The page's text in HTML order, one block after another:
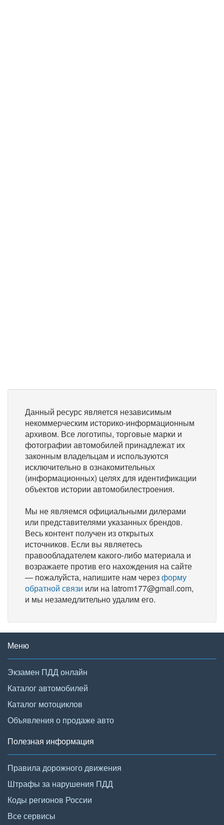
Данный ресурс является независимым
некоммерческим историко-информационным
архивом. Все логотипы, торговые марки и
фотографии автомобилей принадлежат их
законным владельцам и используются
исключительно в ознакомительных
(информационных) целях для идентификации
объектов истории автомобилестроения.
Мы не являемся официальными дилерами
или представителями указанных брендов.
Весь контент получен из открытых
источников. Если вы являетесь
правообладателем какого-либо материала и
возражаете против его нахождения на сайте
— пожалуйста, напишите нам черезформу
обратной связи или на latrom177@gmail.com,
и мы незамедлительно удалим его.
Меню
Экзамен ПДД онлайн
Каталог автомобилей
Каталог мотоциклов
Объявления о продаже авто
Полезная информация
Правила дорожного движения
Штрафы за нарушения ПДД
Коды регионов России
Все сервисы